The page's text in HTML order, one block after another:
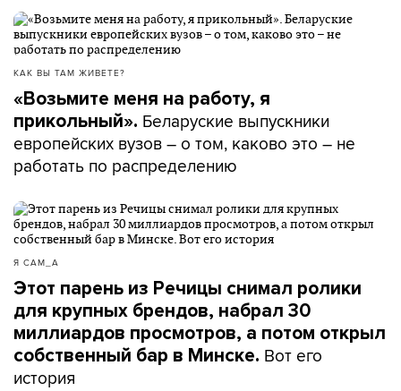
КАК ВЫ ТАМ ЖИВЕТЕ?
«Возьмите меня на работу, я
прикольный». Беларуские выпускники
европейских вузов – о том, каково это – не
работать по распределению
Я САМ_А
Этот парень из Речицы снимал ролики
для крупных брендов, набрал 30
миллиардов просмотров, а потом открыл
собственный бар в Минске. Вот его
история